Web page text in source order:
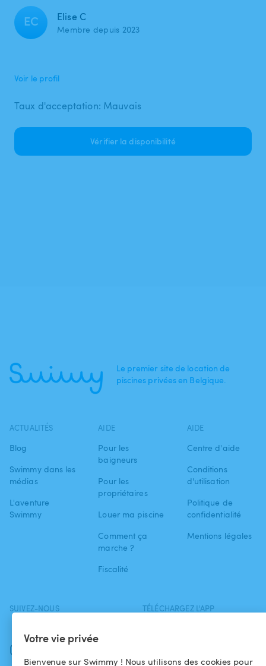
Votre vie privée
Bienvenue sur Swimmy ! Nous utilisons des cookies pour
EC Elise C
Membre depuis 2023
Voir le profil
Taux d'acceptation: Mauvais
Vérifier la disponibilité
Le premier site de location de
piscines privées en Belgique.
ACTUALITÉS
Blog
Swimmy dans les
médias
L'aventure
Swimmy
AIDE
Pour les
baigneurs
Pour les
propriétaires
Louer ma piscine
Comment ça
marche ?
Fiscalité
AIDE
Centre d'aide
Conditions
d'utilisation
Politique de
confidentialité
Mentions légales
SUIVEZ-NOUS TÉLÉCHARGEZ L'APP